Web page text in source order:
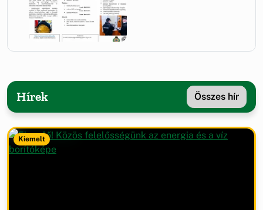
Hírek Összes hír
Kiemelt